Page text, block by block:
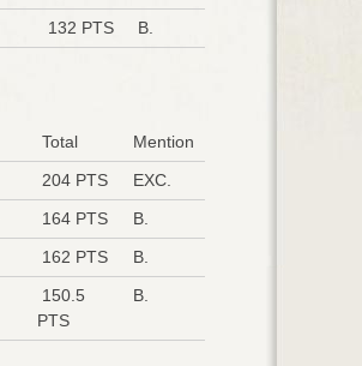
132 PTS B.
Total
Mention
204 PTS
EXC.
164 PTS
B.
162 PTS
B.
150.5
PTS
B.